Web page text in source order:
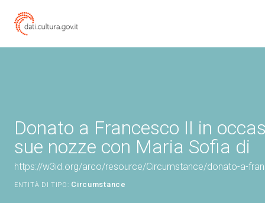
Donato a Francesco II in
sue nozze con Maria Sofia di
https://w3id.org/arco/resource/Circumstance/donato-a-
ENTITÀ DI TIPO: Circumstance